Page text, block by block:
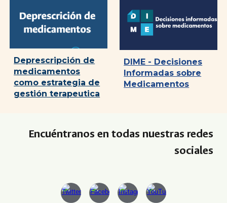
Deprescripción de
medicamentos
como estrategia de
gestión terapeutica
DIME - Decisiones
Informadas sobre
Medicamentos
Encuéntranos en todas nuestras redes
sociales